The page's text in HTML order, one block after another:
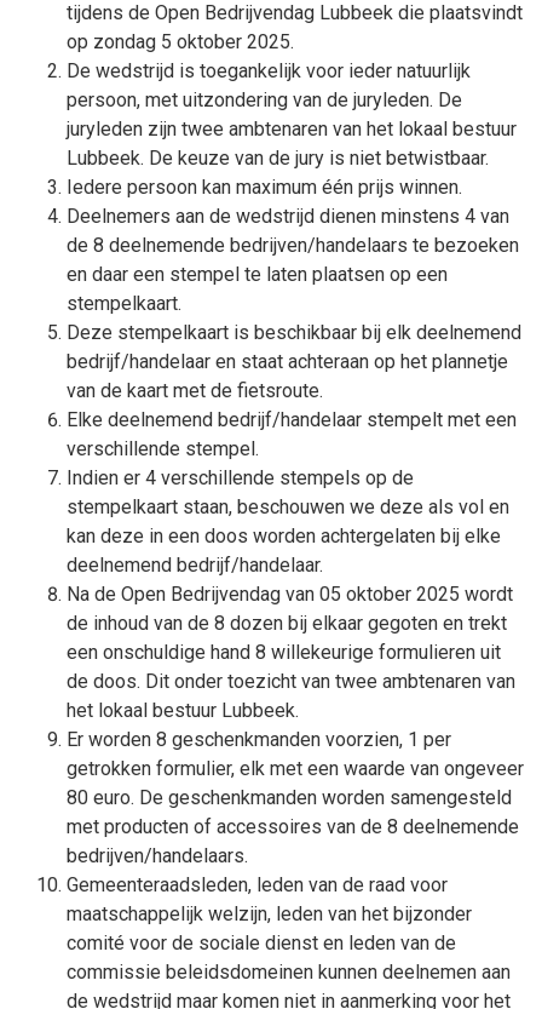
tijdens de Open Bedrijvendag Lubbeek die plaatsvindt
op zondag 5 oktober 2025.
De wedstrijd is toegankelijk voor ieder natuurlijk
persoon, met uitzondering van de juryleden. De
juryleden zijn twee ambtenaren van het lokaal bestuur
Lubbeek. De keuze van de jury is niet betwistbaar.
Iedere persoon kan maximum één prijs winnen.
Deelnemers aan de wedstrijd dienen minstens 4 van
de 8 deelnemende bedrijven/handelaars te bezoeken
en daar een stempel te laten plaatsen op een
stempelkaart.
Deze stempelkaart is beschikbaar bij elk deelnemend
bedrijf/handelaar en staat achteraan op het plannetje
van de kaart met de fietsroute.
Elke deelnemend bedrijf/handelaar stempelt met een
verschillende stempel.
Indien er 4 verschillende stempels op de
stempelkaart staan, beschouwen we deze als vol en
kan deze in een doos worden achtergelaten bij elke
deelnemend bedrijf/handelaar.
Na de Open Bedrijvendag van 05 oktober 2025 wordt
de inhoud van de 8 dozen bij elkaar gegoten en trekt
een onschuldige hand 8 willekeurige formulieren uit
de doos. Dit onder toezicht van twee ambtenaren van
het lokaal bestuur Lubbeek.
Er worden 8 geschenkmanden voorzien, 1 per
getrokken formulier, elk met een waarde van ongeveer
80 euro. De geschenkmanden worden samengesteld
met producten of accessoires van de 8 deelnemende
bedrijven/handelaars.
Gemeenteraadsleden, leden van de raad voor
maatschappelijk welzijn, leden van het bijzonder
comité voor de sociale dienst en leden van de
commissie beleidsdomeinen kunnen deelnemen aan
de wedstrijd maar komen niet in aanmerking voor het